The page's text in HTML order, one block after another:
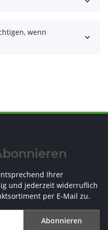
wenn
Ihrer
und jederzeit widerruflich
per E-Mail zu.
Abonnieren